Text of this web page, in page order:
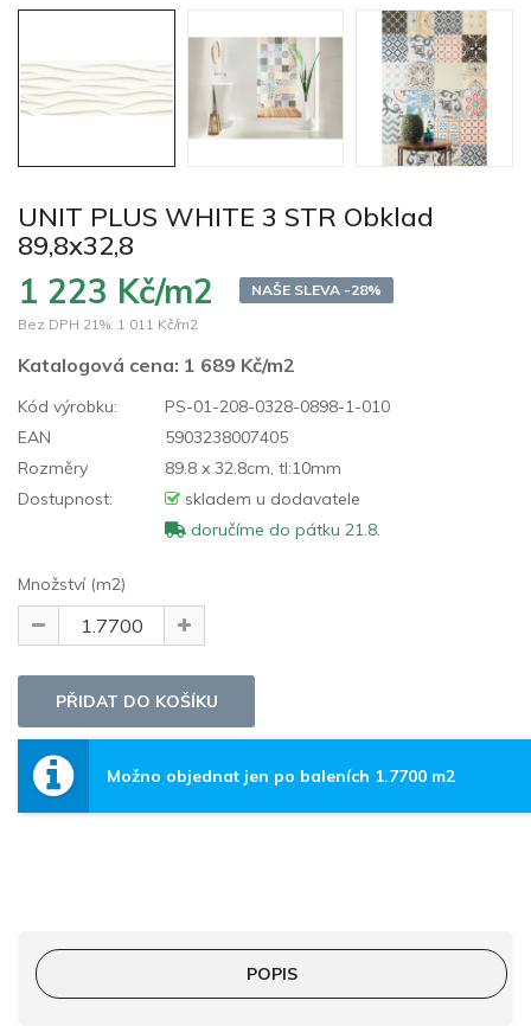
UNIT PLUS WHITE 3 STR Obklad
89,8x32,8
1 223 Kč/m2
NAŠE SLEVA -28%
Bez DPH 21%: 1 011 Kč/m2
Katalogová cena: 1 689 Kč/m2
Kód výrobku:
PS-01-208-0328-0898-1-010
EAN
5903238007405
Rozměry
89.8 x 32.8cm, tl:10mm
Dostupnost:
skladem u dodavatele
doručíme do pátku 21.8.
Množství (m2)
Možno objednat jen po baleních 1.7700 m2
POPIS